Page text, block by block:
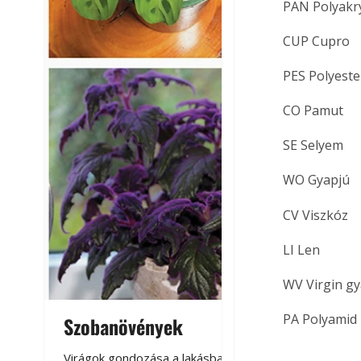
Szobanövények
Virágoskert:
PAN
CUP Cupro
PES
CO Pamut
SE Selyem
WO Gyapjú
CV Viszkóz
LI Len
WV Virgin
PA Polyamid